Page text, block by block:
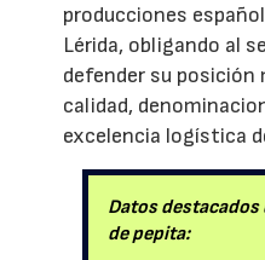
producciones
Lérida, obligando al
defender su posición
calidad,
excelencia logística
Datos
de pepita: